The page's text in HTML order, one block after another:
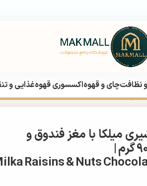
نظافتچای و قهوهاکسسوری قهوهغذایی و
میلکا با مغز فندوق و
کشمش 90 گرم |
Raisins & Nuts